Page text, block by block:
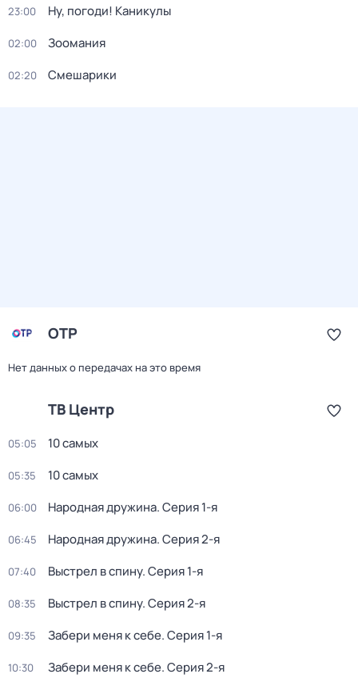
23:00 Ну, погоди! Каникулы
02:00 Зоомания
02:20 Смешарики
ОТР
Нет данных о передачах на это время
ТВ Центр
05:05 10 самых
05:35 10 самых
06:00 Народная дружина. Серия 1-я
06:45 Народная дружина. Серия 2-я
07:40 Выстрел в спину. Серия 1-я
08:35 Выстрел в спину. Серия 2-я
09:35 Забери меня к себе. Серия 1-я
10:30 Забери меня к себе. Серия 2-я